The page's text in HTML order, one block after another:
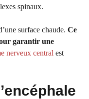
spinaux.
surface chaude. Ce
garantir une
nerveux central est